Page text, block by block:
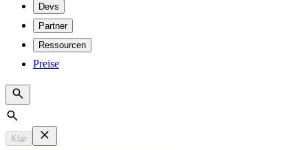
Devs
Partner
Ressourcen
Preise
Search
Klar